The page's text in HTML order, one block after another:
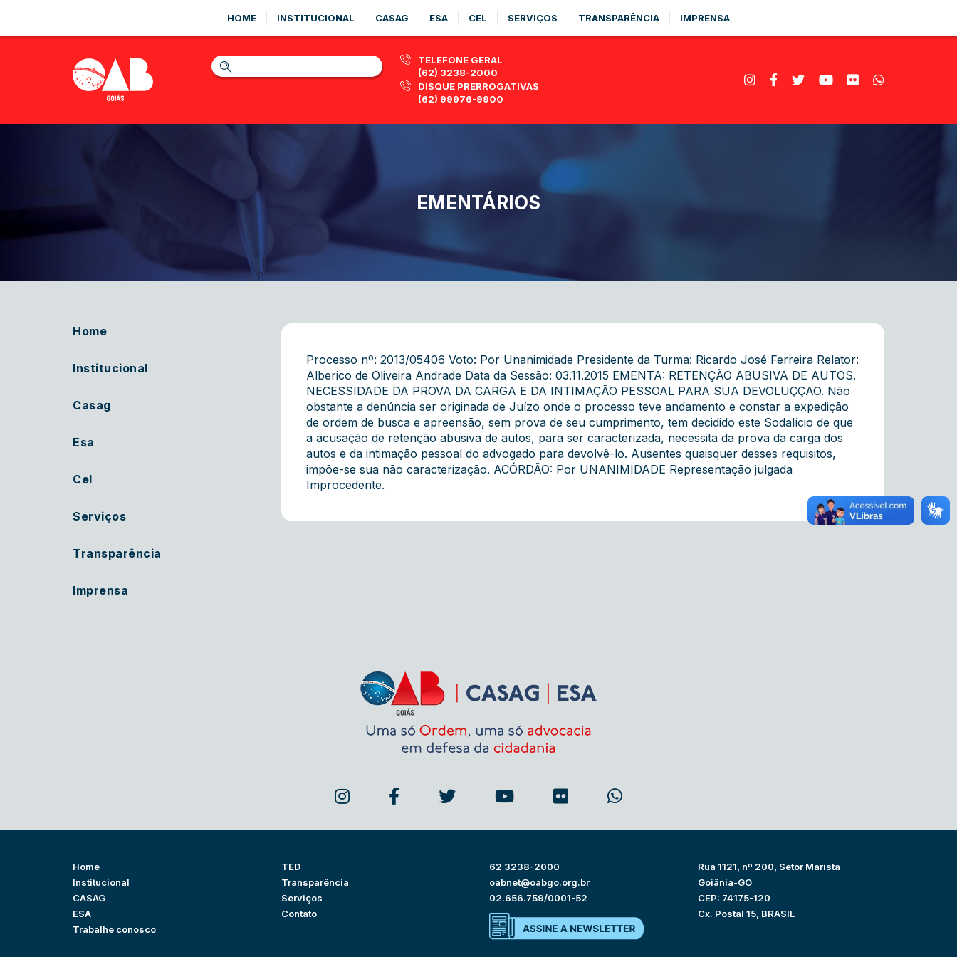
HOME INSTITUCIONAL CASAG ESA CEL SERVIÇOS TRANSPARÊNCIA IMPRENSA
TELEFONE GERAL
(62) 3238-2000
DISQUE PRERROGATIVAS
(62) 99976-9900
EMENTÁRIOS
Home
Institucional
Casag
Esa
Cel
Serviços
Transparência
Imprensa
Processo nº: 2013/05406 Voto: Por Unanimidade Presidente da Turma: Ricardo José Ferreira Relator:
Alberico de Oliveira Andrade Data da Sessão: 03.11.2015 EMENTA: RETENÇÃO ABUSIVA DE AUTOS.
NECESSIDADE DA PROVA DA CARGA E DA INTIMAÇÃO PESSOAL PARA SUA DEVOLUÇÇAO. Não
obstante a denúncia ser originada de Juízo onde o processo teve andamento e constar a expedição
de ordem de busca e apreensão, sem prova de seu cumprimento, tem decidido este Sodalício de que
a acusação de retenção abusiva de autos, para ser caracterizada, necessita da prova da carga dos
autos e da intimação pessoal do advogado para devolvê-lo. Ausentes quaisquer desses requisitos,
impõe-se sua não caracterização. ACÓRDÃO: Por UNANIMIDADE Representação julgada
Improcedente.
Home
Institucional
CASAG
ESA
Trabalhe conosco
TED
Transparência
Serviços
Contato
62 3238-2000
oabnet@oabgo.org.br
02.656.759/0001-52
Rua 1121, nº 200, Setor Marista
Goiânia-GO
CEP: 74175-120
Cx. Postal 15, BRASIL